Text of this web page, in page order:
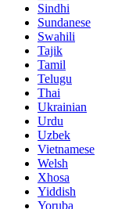
Sindhi
Sundanese
Swahili
Tajik
Tamil
Telugu
Thai
Ukrainian
Urdu
Uzbek
Vietnamese
Welsh
Xhosa
Yiddish
Yoruba